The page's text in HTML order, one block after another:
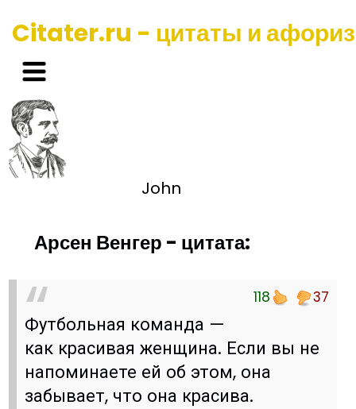
Citater.ru - цитаты и
John
Арсен Венгер - цитата:
118 37
Футбольная команда —
как красивая женщина. Если вы не
напоминаете ей об этом, она
забывает, что она красива.